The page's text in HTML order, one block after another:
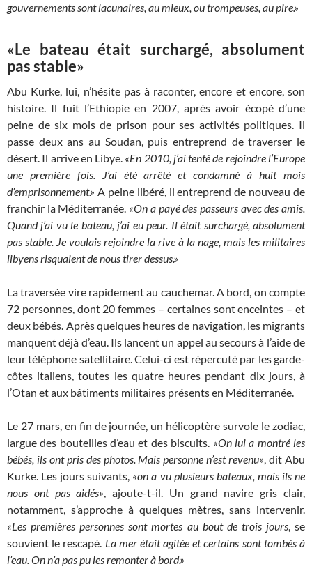
gouvernements sont lacunaires, au mieux, ou trompeuses, au pire.»
«Le bateau était surchargé, absolument
pas stable»
Abu Kurke, lui, n’hésite pas à raconter, encore et encore, son
histoire. Il fuit l’Ethiopie en 2007, après avoir écopé d’une
peine de six mois de prison pour ses activités politiques. Il
passe deux ans au Soudan, puis entreprend de traverser le
désert. Il arrive en Libye. «En 2010, j’ai tenté de rejoindre l’Europe
une première fois. J’ai été arrêté et condamné à huit mois
d’emprisonnement.» A peine libéré, il entreprend de nouveau de
franchir la Méditerranée. «On a payé des passeurs avec des amis.
Quand j’ai vu le bateau, j’ai eu peur. Il était surchargé, absolument
pas stable. Je voulais rejoindre la rive à la nage, mais les militaires
libyens risquaient de nous tirer dessus.»
La traversée vire rapidement au cauchemar. A bord, on compte
72 personnes, dont 20 femmes – certaines sont enceintes – et
deux bébés. Après quelques heures de navigation, les migrants
manquent déjà d’eau. Ils lancent un appel au secours à l’aide de
leur téléphone satellitaire. Celui-ci est répercuté par les garde-
côtes italiens, toutes les quatre heures pendant dix jours, à
l’Otan et aux bâtiments militaires présents en Méditerranée.
Le 27 mars, en fin de journée, un hélicoptère survole le zodiac,
largue des bouteilles d’eau et des biscuits. «On lui a montré les
bébés, ils ont pris des photos. Mais personne n’est revenu», dit Abu
Kurke. Les jours suivants, «on a vu plusieurs bateaux, mais ils ne
nous ont pas aidés», ajoute-t-il. Un grand navire gris clair,
notamment, s’approche à quelques mètres, sans intervenir.
«Les premières personnes sont mortes au bout de trois jours, se
souvient le rescapé. La mer était agitée et certains sont tombés à
l’eau. On n’a pas pu les remonter à bord.»